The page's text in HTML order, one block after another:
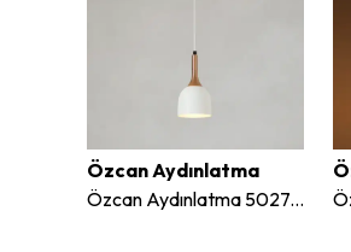
Özcan Aydınlatma
Özcan Aydınlatma 5027-1A Tekli Dekoratif Sarkıt Avize